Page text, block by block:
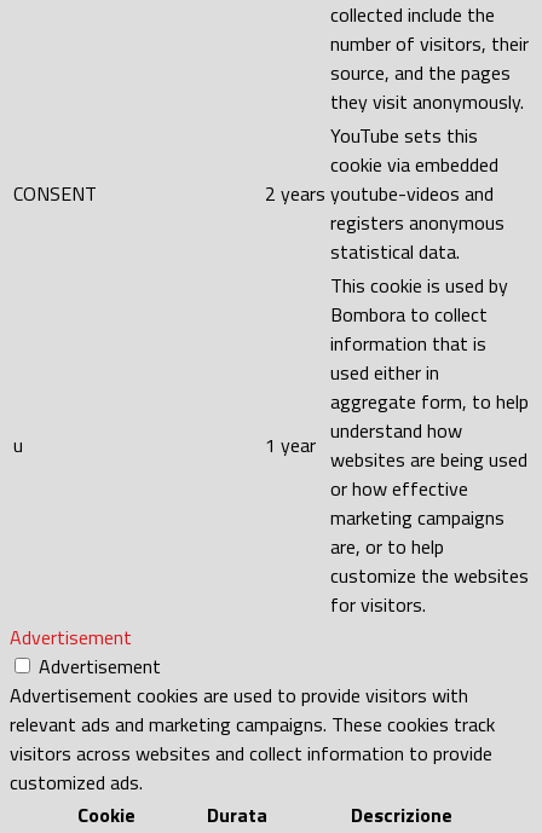
collected include the
number of visitors, their
source, and the pages
they visit anonymously.
CONSENT 2 years
YouTube sets this
cookie via embedded
youtube-videos and
registers anonymous
statistical data.
u 1 year
This cookie is used by
Bombora to collect
information that is
used either in
aggregate form, to help
understand how
websites are being used
or how effective
marketing campaigns
are, or to help
customize the websites
for visitors.
Advertisement
Advertisement
Advertisement cookies are used to provide visitors with
relevant ads and marketing campaigns. These cookies track
visitors across websites and collect information to provide
customized ads.
Cookie
Durata Descrizione